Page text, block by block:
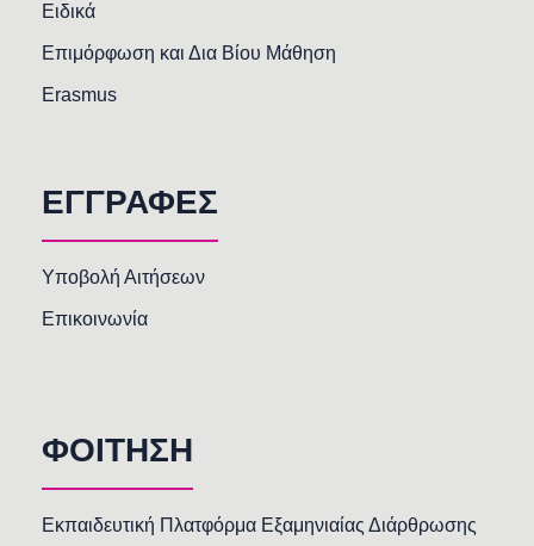
Ειδικά
Επιμόρφωση και Δια Βίου Μάθηση
Erasmus
ΕΓΓΡΑΦΕΣ
Υποβολή Αιτήσεων
Επικοινωνία
ΦΟΙΤΗΣΗ
Εκπαιδευτική Πλατφόρμα Εξαμηνιαίας Διάρθρωσης